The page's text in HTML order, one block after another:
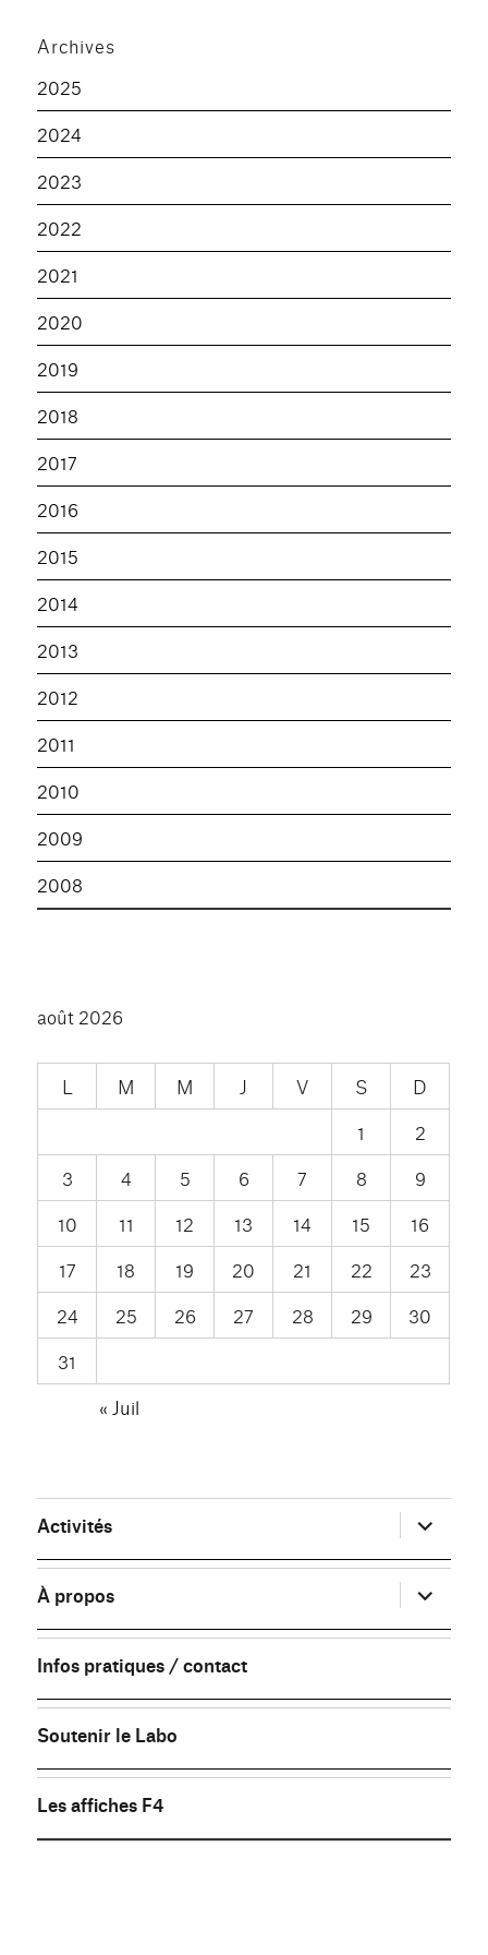
Archives
2025
2024
2023
2022
2021
2020
2019
2018
2017
2016
2015
2014
2013
2012
2011
2010
2009
2008
août 2026
L M M J V S
D
1
2
3
4 5 6 7 8
9
10
11 12 13 14 15
16
17
18 19 20 21 22
23
24
25 26 27 28 29
30
31
« Juil
Activités ouvrir
le
sous-
menu
À propos
ouvrir
le
sous-
menu
Infos pratiques / contact
Soutenir le Labo
Les affiches F4